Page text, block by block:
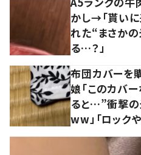
かし→「貰いに
れた“まさかの
る…？」
布団カバーを
娘「このカバ
ると…”衝撃の
ww」「ロック